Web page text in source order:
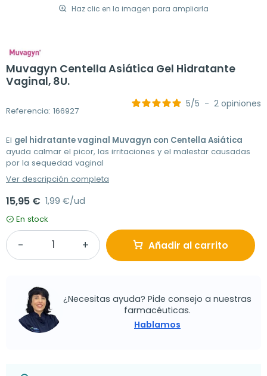
Haz clic en la imagen para ampliarla
Muvagyn Centella Asiática Gel Hidratante
Vaginal, 8U.
Referencia: 166927
5/5 - 2 opiniones
El gel hidratante vaginal Muvagyn con Centella Asiática
ayuda calmar el picor, las irritaciones y el malestar causadas
por la sequedad vaginal
Ver descripción completa
15,95 € 1,99 €/ud
En stock
Añadir al carrito
¿Necesitas ayuda? Pide consejo a nuestras
farmacéuticas.
Hablamos